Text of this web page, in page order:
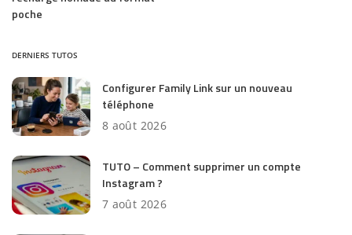
poche
DERNIERS TUTOS
Configurer Family Link sur un nouveau
téléphone
8 août 2026
TUTO – Comment supprimer un compte
Instagram ?
7 août 2026